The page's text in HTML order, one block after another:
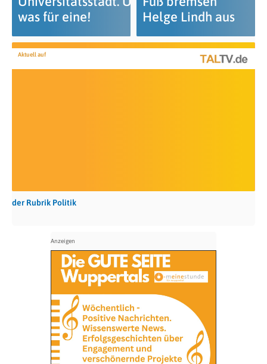
was für eine!
Helge Lindh aus
Aktuell auf
der Rubrik Politik